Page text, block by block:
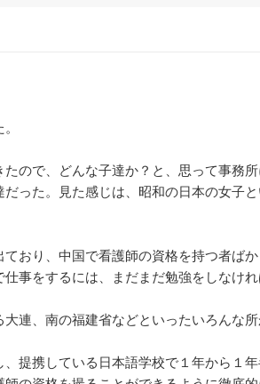
ので、どんな子達か？と、思って事務
った。見た感じは、昭和の日本の女子
おり、中国で看護師の資格を持つ者ば
事をするには、まだまだ勉強をしなけれ
連、南の福建省などといったいろんな所
提携している日本語学校で１年から１